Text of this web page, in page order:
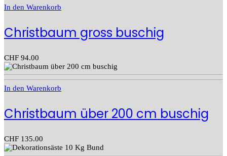
In den Warenkorb
Christbaum gross buschig
CHF 94.00
In den Warenkorb
Christbaum über 200 cm buschig
CHF 135.00